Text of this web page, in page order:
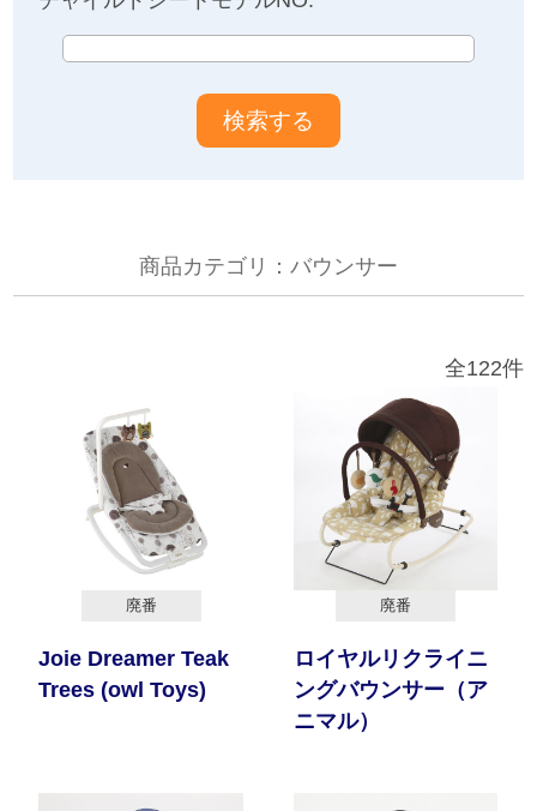
チャイルドシートユーザー登録
ママコラボ
このサイトについて
オフィシャルFacebook
オフィシャルInstagram
× 閉じる
商品カテゴリ：バウンサー
全122件
廃番
Joie Dreamer Teak
Trees (owl Toys)
廃番
ロイヤルリクライニ
ングバウンサー（ア
ニマル）